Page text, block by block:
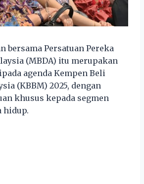
bersama Persatuan Pereka
(MBDA) itu merupakan
agenda Kempen Beli
(KBBM) 2025, dengan
khusus kepada segmen
hidup.